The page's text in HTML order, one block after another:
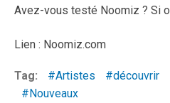
Avez-vous testé Noomiz ? Si
Lien : Noomiz.com
Tag: Artistes découvrir
Nouveaux